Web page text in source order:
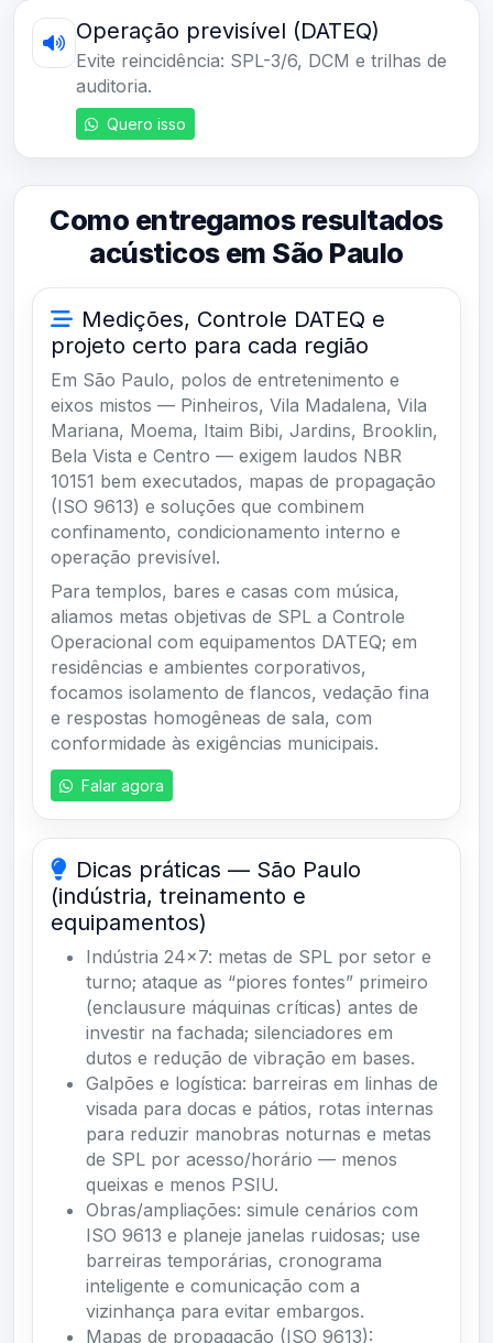
Operação previsível (DATEQ)
Evite reincidência: SPL-3/6, DCM e trilhas de
auditoria.
Quero isso
Como entregamos resultados
acústicos em São Paulo
Medições, Controle DATEQ e
projeto certo para cada região
Em São Paulo, polos de entretenimento e
eixos mistos — Pinheiros, Vila Madalena, Vila
Mariana, Moema, Itaim Bibi, Jardins, Brooklin,
Bela Vista e Centro — exigem laudos NBR
10151 bem executados, mapas de propagação
(ISO 9613) e soluções que combinem
confinamento, condicionamento interno e
operação previsível.
Para templos, bares e casas com música,
aliamos metas objetivas de SPL a Controle
Operacional com equipamentos DATEQ; em
residências e ambientes corporativos,
focamos isolamento de flancos, vedação fina
e respostas homogêneas de sala, com
conformidade às exigências municipais.
Falar agora
Dicas práticas — São Paulo
(indústria, treinamento e
equipamentos)
Indústria 24×7: metas de SPL por setor e
turno; ataque as “piores fontes” primeiro
(enclausure máquinas críticas) antes de
investir na fachada; silenciadores em
dutos e redução de vibração em bases.
Galpões e logística: barreiras em linhas de
visada para docas e pátios, rotas internas
para reduzir manobras noturnas e metas
de SPL por acesso/horário — menos
queixas e menos PSIU.
Obras/ampliações: simule cenários com
ISO 9613 e planeje janelas ruidosas; use
barreiras temporárias, cronograma
inteligente e comunicação com a
vizinhança para evitar embargos.
Mapas de propagação (ISO 9613):